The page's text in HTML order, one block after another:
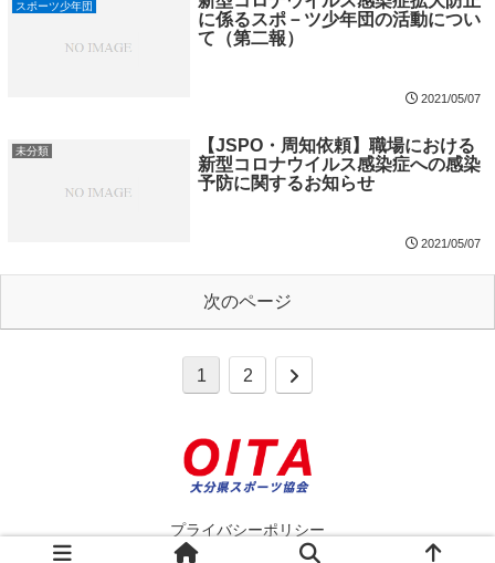
スポーツ少年団
に係るスポ－ツ少年団の活動につい
て（第二報）
2021/05/07
未分類
【JSPO・周知依頼】職場における
新型コロナウイルス感染症への感染
予防に関するお知らせ
2021/05/07
次のページ
1 2
プライバシーポリシー